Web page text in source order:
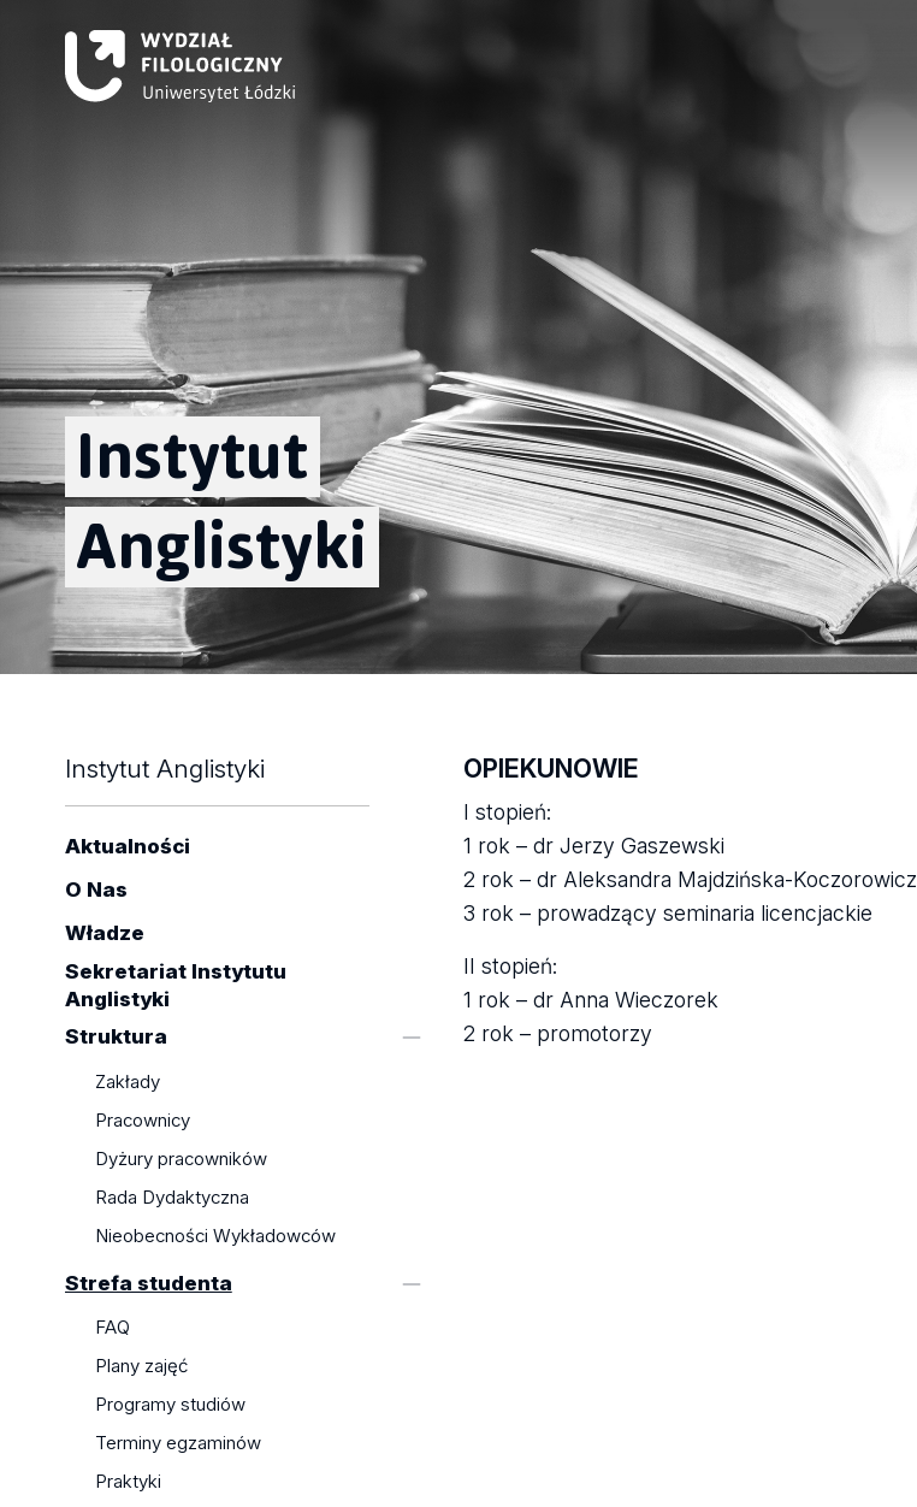
Instytut
Anglistyki
Instytut Anglistyki
Aktualności
O Nas
Władze
Sekretariat Instytutu
Anglistyki
Struktura
Zakłady
Pracownicy
Dyżury pracowników
Rada Dydaktyczna
Nieobecności Wykładowców
Strefa studenta
FAQ
Plany zajęć
Programy studiów
Terminy egzaminów
Praktyki
OPIEKUNOWIE
I stopień:
1 rok – dr Jerzy Gaszewski
2 rok – dr Aleksandra Majdzińska-Koczorowicz
3 rok – prowadzący seminaria licencjackie
II stopień:
1 rok – dr Anna Wieczorek
2 rok – promotorzy